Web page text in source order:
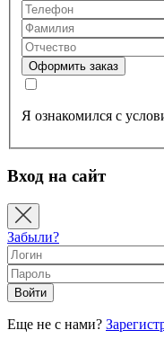
Я ознакомился с
Вход на сайт
Забыли?
Еще не с нами?